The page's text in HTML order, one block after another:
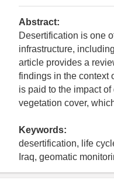
Abstract:
Desertification is one
infrastructure,
article provides a
findings in the context
is paid to the impact
vegetation cover,
Keywords:
desertification, life
Iraq, geomatic